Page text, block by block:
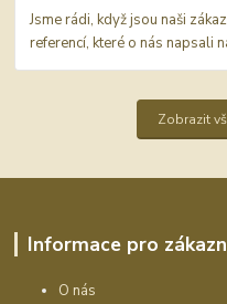
Jsme rádi, když jsou naši
referencí, které o nás napsali
Zobrazit
Informace pro
O nás